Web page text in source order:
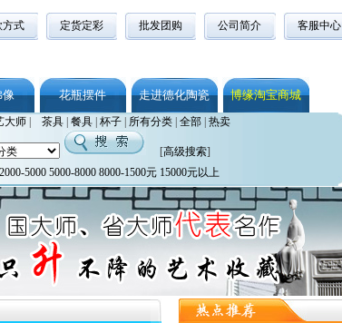
方式 定货定彩 批发团购 公司简介 客服中心
像 花瓶摆件 走进德化陶瓷 博缘淘宝商城
大师| 茶具| 餐具| 杯子| 所有分类| 全部| 热卖
[高级搜索]
2000-5000 5000-8000 8000-1500元 15000元以上